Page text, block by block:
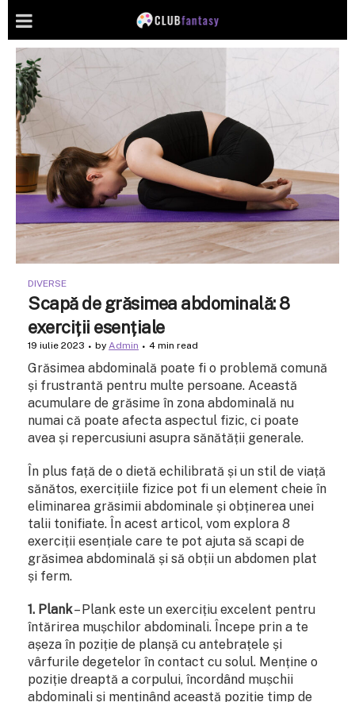
DIVERSE
Scapă de grăsimea abdominală: 8
exerciții esențiale
19 iulie 2023 by Admin 4 min read
Grăsimea abdominală poate fi o problemă comună
și frustrantă pentru multe persoane. Această
acumulare de grăsime în zona abdominală nu
numai că poate afecta aspectul fizic, ci poate
avea și repercusiuni asupra sănătății generale.
În plus față de o dietă echilibrată și un stil de viață
sănătos, exercițiile fizice pot fi un element cheie în
eliminarea grăsimii abdominale și obținerea unei
talii tonifiate. În acest articol, vom explora 8
exerciții esențiale care te pot ajuta să scapi de
grăsimea abdominală și să obții un abdomen plat
și ferm.
1. Plank– Plank este un exercițiu excelent pentru
întărirea mușchilor abdominali. Începe prin a te
așeza în poziție de planșă cu antebrațele și
vârfurile degetelor în contact cu solul. Menține o
poziție dreaptă a corpului, încordând mușchii
abdominali și menținând această poziție timp de